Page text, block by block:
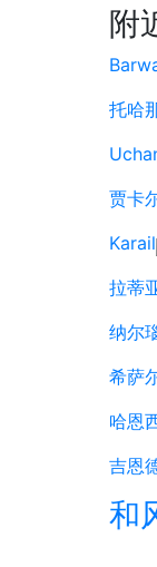
附
托哈
贾卡
Karail
拉蒂
纳尔
希萨
哈恩
吉恩
和